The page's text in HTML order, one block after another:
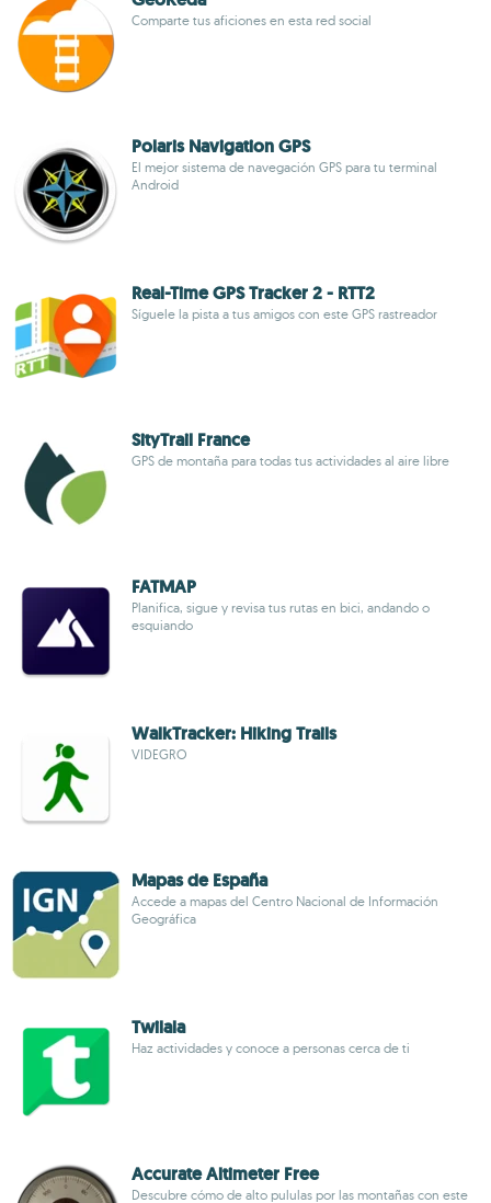
Comparte tus aficiones en esta red social
Polaris Navigation GPS
El mejor sistema de navegación GPS para tu terminal
Android
Real-Time GPS Tracker 2 - RTT2
Síguele la pista a tus amigos con este GPS rastreador
SityTrail France
GPS de montaña para todas tus actividades al aire libre
FATMAP
Planifica, sigue y revisa tus rutas en bici, andando o
esquiando
WalkTracker: Hiking Trails
VIDEGRO
Mapas de España
Accede a mapas del Centro Nacional de Información
Geográfica
Twilala
Haz actividades y conoce a personas cerca de ti
Accurate Altimeter Free
Descubre cómo de alto pululas por las montañas con este